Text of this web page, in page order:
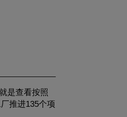
是查看按照
推进135个项